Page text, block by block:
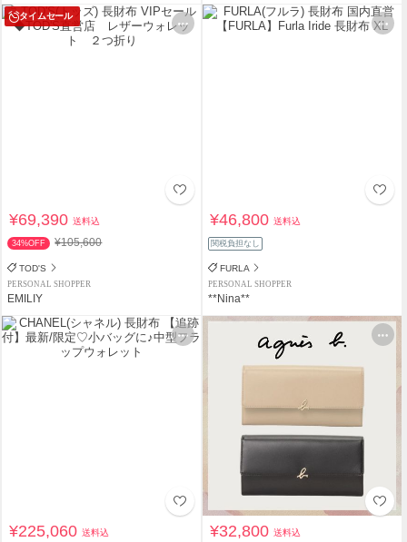
タイムセール
¥69,390送料込
34%OFF ¥105,600
TOD'S
PERSONAL SHOPPER
EMILIY
¥46,800送料込
関税負担なし
FURLA
PERSONAL SHOPPER
**Nina**
¥225,060送料込 ¥32,800送料込